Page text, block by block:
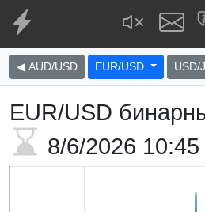
◀ AUD/USD EUR/USD USD/
EUR/USD
8/6/2026 10:45